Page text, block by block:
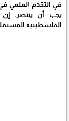
في التقدم العلمي
يجب أن ينتصر، إن
الفلسطينية